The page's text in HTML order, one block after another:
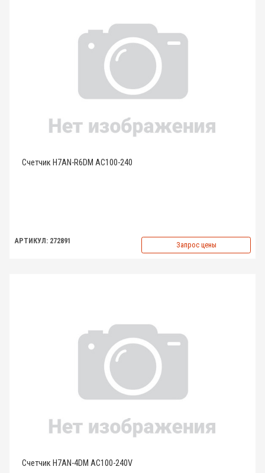
Счетчик H7AN-R6DM AC100-240
АРТИКУЛ: 272891 Запрос цены
Счетчик H7AN-4DM AC100-240V